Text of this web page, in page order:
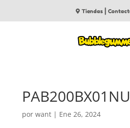
Tiendas |
por want| Ene 26, 2024